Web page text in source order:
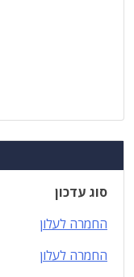
סוג עדכון
החמרה לעלון
החמרה לעלון